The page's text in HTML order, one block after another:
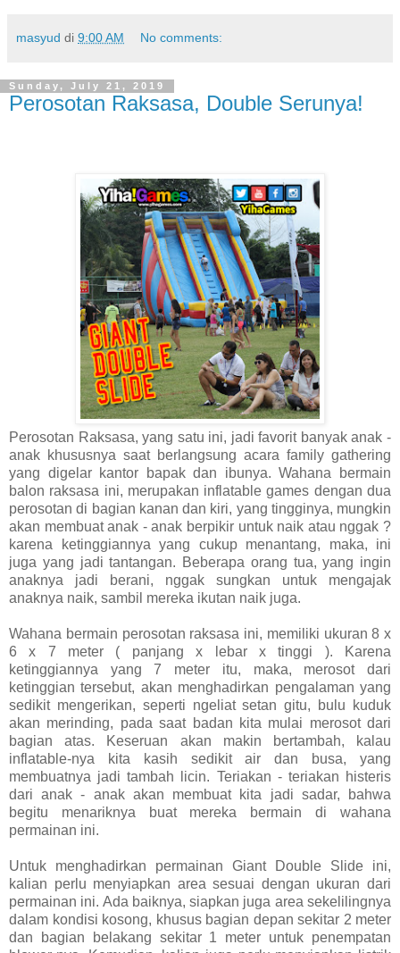
masyud di 9:00 AM No comments:
Sunday, July 21, 2019
Perosotan Raksasa, Double Serunya!
Perosotan Raksasa, yang satu ini, jadi favorit banyak anak -
anak khususnya saat berlangsung acara family gathering
yang digelar kantor bapak dan ibunya. Wahana bermain
balon raksasa ini, merupakan inflatable games dengan dua
perosotan di bagian kanan dan kiri, yang tingginya, mungkin
akan membuat anak - anak berpikir untuk naik atau nggak ?
karena ketinggiannya yang cukup menantang, maka, ini
juga yang jadi tantangan. Beberapa orang tua, yang ingin
anaknya jadi berani, nggak sungkan untuk mengajak
anaknya naik, sambil mereka ikutan naik juga.
Wahana bermain perosotan raksasa ini, memiliki ukuran 8 x
6 x 7 meter ( panjang x lebar x tinggi ). Karena
ketinggiannya yang 7 meter itu, maka, merosot dari
ketinggian tersebut, akan menghadirkan pengalaman yang
sedikit mengerikan, seperti ngeliat setan gitu, bulu kuduk
akan merinding, pada saat badan kita mulai merosot dari
bagian atas. Keseruan akan makin bertambah, kalau
inflatable-nya kita kasih sedikit air dan busa, yang
membuatnya jadi tambah licin. Teriakan - teriakan histeris
dari anak - anak akan membuat kita jadi sadar, bahwa
begitu menariknya buat mereka bermain di wahana
permainan ini.
Untuk menghadirkan permainan Giant Double Slide ini,
kalian perlu menyiapkan area sesuai dengan ukuran dari
permainan ini. Ada baiknya, siapkan juga area sekelilingnya
dalam kondisi kosong, khusus bagian depan sekitar 2 meter
dan bagian belakang sekitar 1 meter untuk penempatan